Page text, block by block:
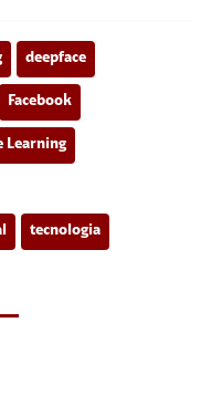
deepface
Facebook
Learning
tecnologia